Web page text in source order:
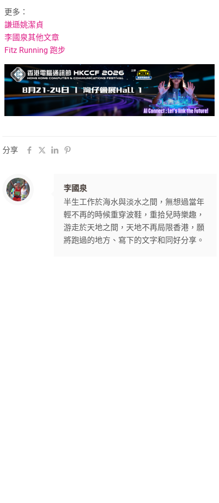
更多：
謙遜姚潔貞
李國泉其他文章
Fitz Running 跑步
分享
李國泉
半生工作於海水與淡水之間，無想過當年
輕不再的時候重穿波鞋，重拾兒時樂趣，
游走於天地之間，天地不再局限香港，願
將跑過的地方、寫下的文字和同好分享。